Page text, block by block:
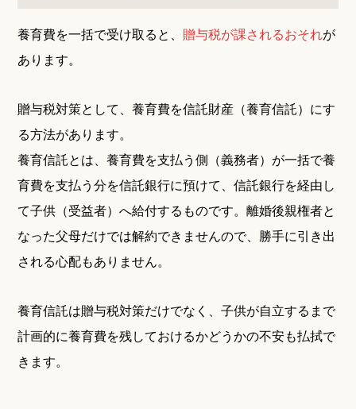
養育費を一括で受け取ると、 贈与税が課されるおそれが
あります。
贈与税対策として、養育費を信託財産（養育信託）にす
る方法があります。
養育信託とは、養育費を支払う側（義務者）が一括で養
育費を支払う分を信託銀行に預けて、信託銀行を経由し
て子供（受益者）へ給付するものです。離婚後親権者と
なった父母だけでは解約できませんので、勝手に引き出
される心配もありません。
養育信託は贈与税対策だけでなく、子供が自立するまで
計画的に養育費を残しておけるかどうかの不安も払拭で
きます。